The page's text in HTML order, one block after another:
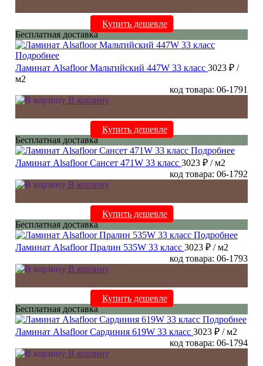
Купить дешевле
Бесплатная доставка
Подробнее
Ламинат Alsafloor Мальтийский 447W 33 класс 3023 ₽ /
м2
код товара: 06-1791
В корзину
Купить дешевле
Бесплатная доставка
Подробнее
Ламинат Alsafloor Сансет 471W 33 класс 3023 ₽ / м2
код товара: 06-1792
В корзину
Купить дешевле
Бесплатная доставка
Подробнее
Ламинат Alsafloor Пралин 535W 33 класс 3023 ₽ / м2
код товара: 06-1793
В корзину
Купить дешевле
Бесплатная доставка
Подробнее
Ламинат Alsafloor Сардиния 619W 33 класс 3023 ₽ / м2
код товара: 06-1794
В корзину